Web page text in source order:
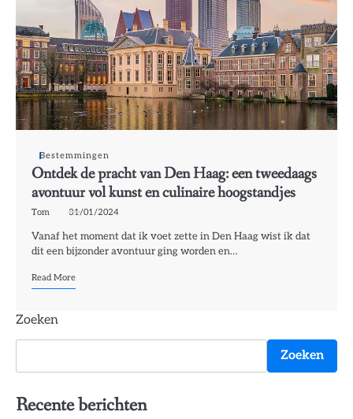
Bestemmingen
Ontdek de pracht van Den Haag: een tweedaags
avontuur vol kunst en culinaire hoogstandjes
Tom 31/01/2024
Vanaf het moment dat ik voet zette in Den Haag wist ik dat
dit een bijzonder avontuur ging worden en…
Read More
Zoeken
Zoeken
Recente berichten